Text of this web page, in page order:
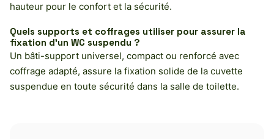
hauteur pour le confort et la sécurité.
Quels supports et coffrages utiliser pour assurer la
fixation d’un WC suspendu ?
Un bâti-support universel, compact ou renforcé avec
coffrage adapté, assure la fixation solide de la cuvette
suspendue en toute sécurité dans la salle de toilette.